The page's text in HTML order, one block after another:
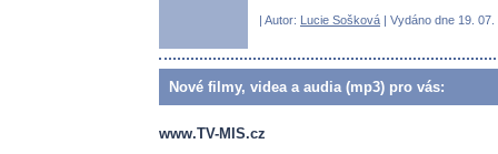
| Autor: Lucie Sošková | Vydáno dne 19.
Nové filmy, videa a audia (mp3) pro vás:
www.TV-MIS.cz